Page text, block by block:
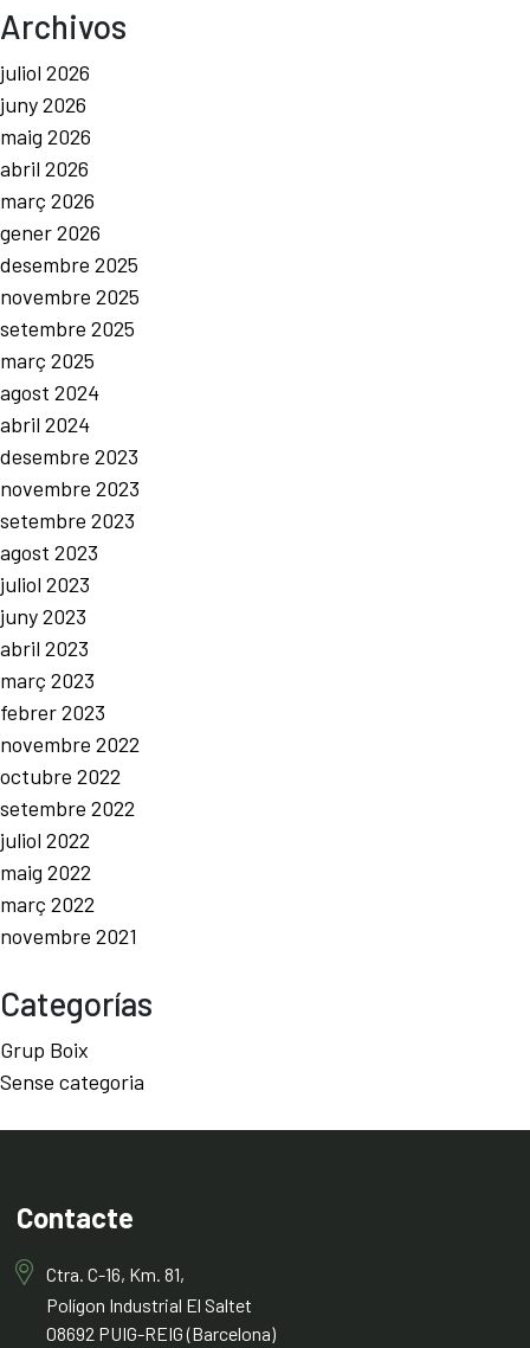
Archivos
juliol 2026
juny 2026
maig 2026
abril 2026
març 2026
gener 2026
desembre 2025
novembre 2025
setembre 2025
març 2025
agost 2024
abril 2024
desembre 2023
novembre 2023
setembre 2023
agost 2023
juliol 2023
juny 2023
abril 2023
març 2023
febrer 2023
novembre 2022
octubre 2022
setembre 2022
juliol 2022
maig 2022
març 2022
novembre 2021
Categorías
Grup Boix
Sense categoria
Contacte
Ctra. C-16, Km. 81,
Polígon Industrial El Saltet
08692 PUIG-REIG (Barcelona)